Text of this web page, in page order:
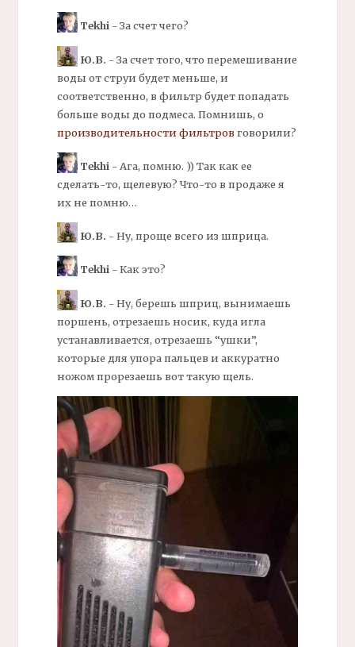
Tekhi- За счет чего?
Ю.В. - За счет того, что перемешивание
воды от струи будет меньше, и
соответственно, в фильтр будет попадать
больше воды до подмеса. Помнишь, о
производительности фильтров говорили?
Tekhi- Ага, помню. )) Так как ее
сделать-то, щелевую? Что-то в продаже я
их не помню…
Ю.В. - Ну, проще всего из шприца.
Tekhi- Как это?
Ю.В. - Ну, берешь шприц, вынимаешь
поршень, отрезаешь носик, куда игла
устанавливается, отрезаешь “ушки”,
которые для упора пальцев и аккуратно
ножом прорезаешь вот такую щель.